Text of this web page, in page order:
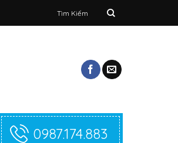
kiếm:
0987.174.883